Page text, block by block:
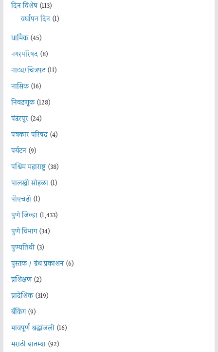
दिन विशेष(113)
वर्धापन दिन(1)
धार्मिक(45)
नगरपरिषद(8)
नाट्य/चित्रपट(11)
नासिक(16)
निवडणूक(128)
पंढरपूर(24)
पत्रकार परिषद(4)
पर्यटन(9)
पश्चिम महाराष्ट्र(38)
पालखी सोहळा(1)
पीएचडी(1)
पुणे जिल्हा(1,433)
पुणे विभाग(34)
पुण्यतिथी(3)
पुस्तक / ग्रंथ प्रकाशन(6)
प्रशिक्षण(2)
प्रादेशिक(319)
बँकिंग(9)
भावपूर्ण श्रद्धांजली(16)
मराठी बातम्या(92)